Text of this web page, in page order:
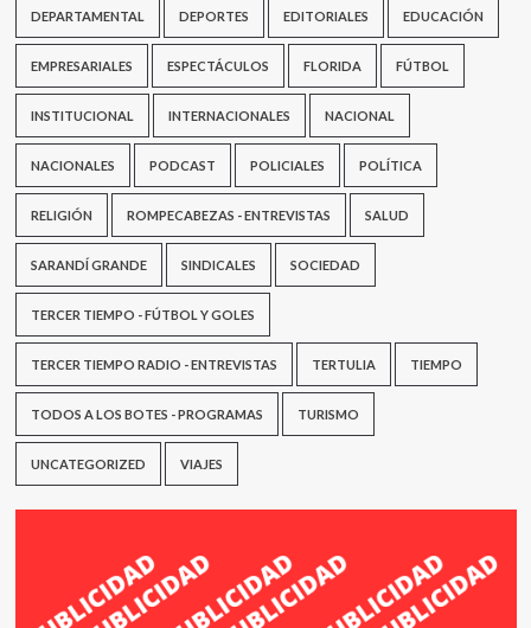
DEPARTAMENTAL DEPORTES EDITORIALES EDUCACIÓN
EMPRESARIALES ESPECTÁCULOS FLORIDA FÚTBOL
INSTITUCIONAL INTERNACIONALES NACIONAL
NACIONALES PODCAST POLICIALES POLÍTICA
RELIGIÓN ROMPECABEZAS - ENTREVISTAS SALUD
SARANDÍ GRANDE SINDICALES SOCIEDAD
TERCER TIEMPO - FÚTBOL Y GOLES
TERCER TIEMPO RADIO - ENTREVISTAS TERTULIA TIEMPO
TODOS A LOS BOTES - PROGRAMAS TURISMO
UNCATEGORIZED VIAJES